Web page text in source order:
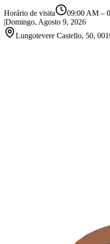
Horário de visita 09:00 AM –
|Domingo, Agosto 9, 2026
Lungotevere Castello, 50,